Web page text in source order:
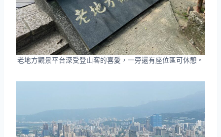
老地方觀景平台深受登山客的喜愛，一旁還有座位區可休憩。